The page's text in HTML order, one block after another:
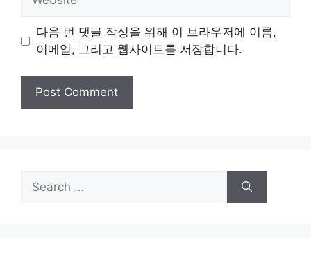
다음 번 댓글 작성을 위해 이 브라우저에 이름,
이메일, 그리고 웹사이트를 저장합니다.
for: